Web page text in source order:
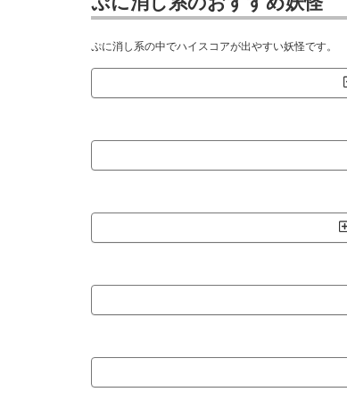
ぷに消し系の中でハイスコアが出やすい妖怪です。